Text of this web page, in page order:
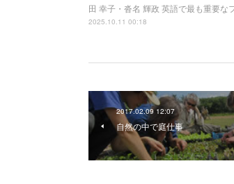
田 幸子・沓名 輝政 英語で最も重要な
2025.10.11 00:18
2017.02.09 12:07
自然の中で庭仕事